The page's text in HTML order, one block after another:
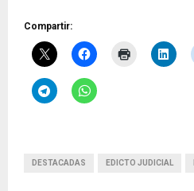
Compartir:
DESTACADAS EDICTO JUDICIAL